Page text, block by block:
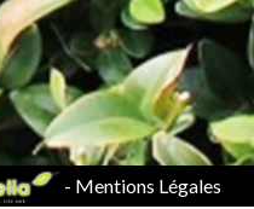
- Mentions Légales